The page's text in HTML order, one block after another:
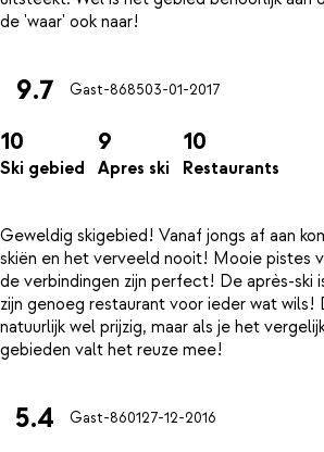
9.7 Gast-868503-01-2017
10
Ski gebied
9
Apres ski
10
Restaurants
Geweldig skigebied! Vanaf jongs af aan
skiën en het verveeld nooit! Mooie pistes
de verbindingen zijn perfect! De après-ski
zijn genoeg restaurant voor ieder wat wils!
natuurlijk wel prijzig, maar als je het
5.4 Gast-860127-12-2016